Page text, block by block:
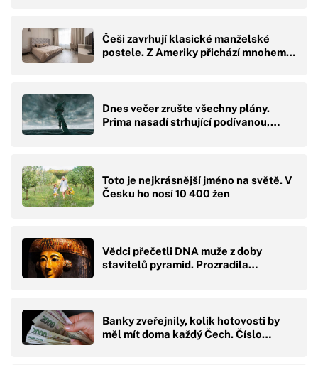
Češi zavrhují klasické manželské
postele. Z Ameriky přichází mnohem…
Dnes večer zrušte všechny plány.
Prima nasadí strhující podívanou,…
Toto je nejkrásnější jméno na světě. V
Česku ho nosí 10 400 žen
Vědci přečetli DNA muže z doby
stavitelů pyramid. Prozradila…
Banky zveřejnily, kolik hotovosti by
měl mít doma každý Čech. Číslo…